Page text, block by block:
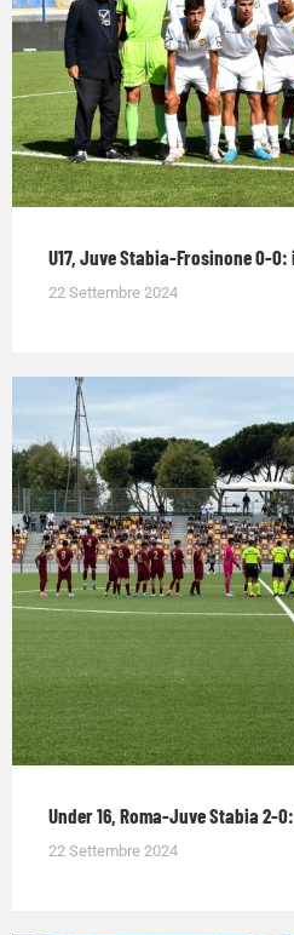
U17, Juve Stabia-Frosinone 0-
22 Settembre 2024
Under 16, Roma-Juve Stabia 2-
22 Settembre 2024